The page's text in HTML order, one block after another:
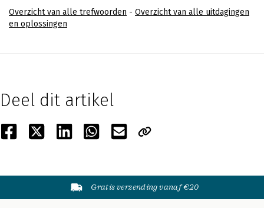
Overzicht van alle trefwoorden - Overzicht van alle uitdagingen
en oplossingen
Deel dit artikel
Gratis verzending vanaf €20